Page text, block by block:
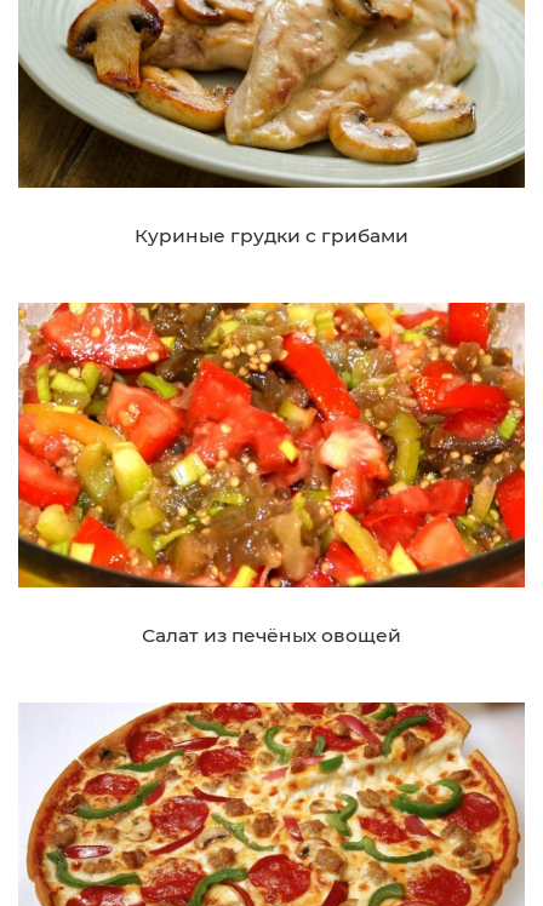
Куриные грудки с грибами
Салат из печёных овощей